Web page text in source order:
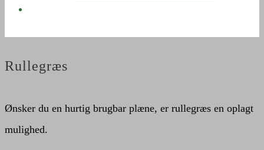
Rullegræs
Ønsker du en hurtig brugbar plæne, er rullegræs en oplagt
mulighed.